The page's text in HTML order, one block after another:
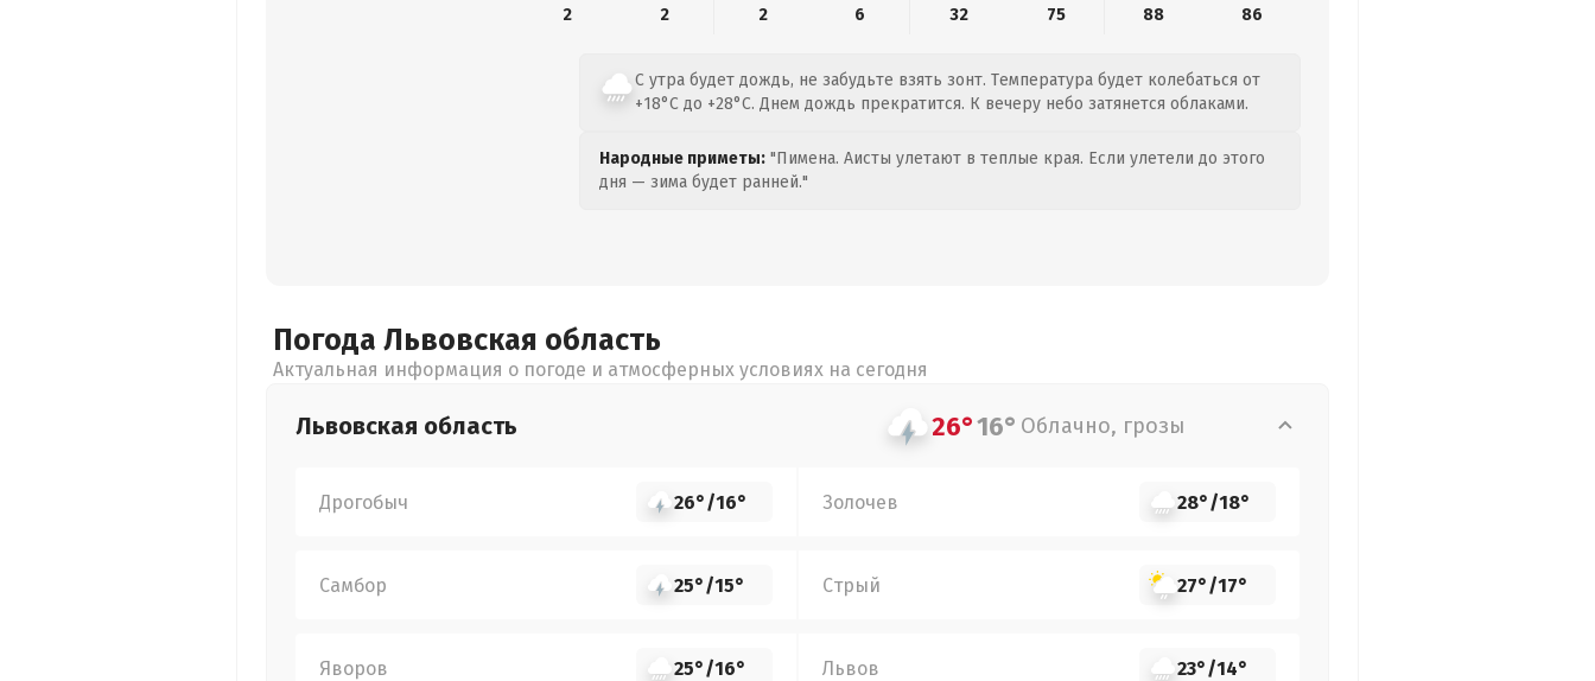
2
2 2 6 32 75 88 86
С утра будет дождь, не забудьте взять зонт. Температура будет колебаться от
+18°C до +28°C. Днем дождь прекратится. К вечеру небо затянется облаками.
Народные приметы: "Пимена. Аисты улетают в теплые края. Если улетели до этого
дня — зима будет ранней."
Погода Львовская область
Актуальная информация о погоде и атмосферных условиях на сегодня
Львовская область 26°16° Облачно, грозы
Дрогобыч 26°/16° Золочев 28°/18°
Самбор 25°/15° Стрый 27°/17°
Яворов 25°/16° Львов 23°/14°